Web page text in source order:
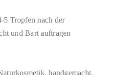
5 Tropfen nach der
und Bart auftragen
handgemacht,